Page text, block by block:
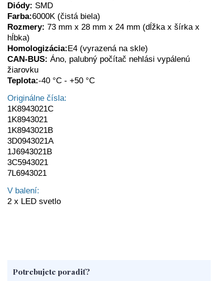
Diódy: SMD
Farba:6000K (čistá biela)
Rozmery: 73 mm x 28 mm x 24 mm (dĺžka x šírka x
hĺbka)
Homologizácia:E4 (vyrazená na skle)
CAN-BUS: Áno, palubný počítač nehlási vypálenú
žiarovku
Teplota:-40 °C - +50 °C
Originálne čísla:
1K8943021C
1K8943021
1K8943021B
3D0943021A
1J6943021B
3C5943021
7L6943021
V balení:
2 x LED svetlo
Potrebujete poradiť?